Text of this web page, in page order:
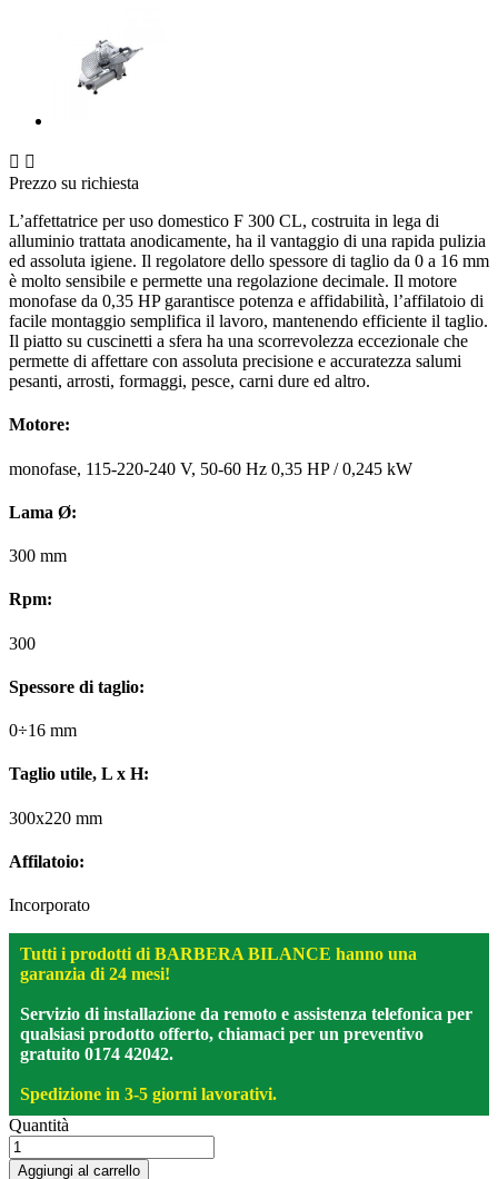
 
Prezzo su richiesta
L’affettatrice per uso domestico F 300 CL, costruita in lega di
alluminio trattata anodicamente, ha il vantaggio di una rapida pulizia
ed assoluta igiene. Il regolatore dello spessore di taglio da 0 a 16 mm
è molto sensibile e permette una regolazione decimale. Il motore
monofase da 0,35 HP garantisce potenza e affidabilità, l’affilatoio di
facile montaggio semplifica il lavoro, mantenendo efficiente il taglio.
Il piatto su cuscinetti a sfera ha una scorrevolezza eccezionale che
permette di affettare con assoluta precisione e accuratezza salumi
pesanti, arrosti, formaggi, pesce, carni dure ed altro.
Motore:
monofase, 115-220-240 V, 50-60 Hz 0,35 HP / 0,245 kW
Lama Ø:
300 mm
Rpm:
300
Spessore di taglio:
0÷16 mm
Taglio utile, L x H:
300x220 mm
Affilatoio:
Incorporato
Tutti i prodotti di BARBERA BILANCE hanno una
garanzia di 24 mesi!
Servizio di installazione da remoto e assistenza telefonica per
qualsiasi prodotto offerto, chiamaci per un preventivo
gratuito 0174 42042.
Spedizione in 3-5 giorni lavorativi.
Quantità
Aggiungi al carrello